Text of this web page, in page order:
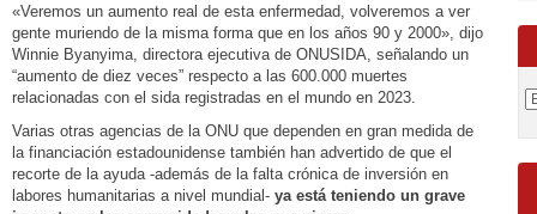
«Veremos un aumento real de esta enfermedad, volveremos a ver
gente muriendo de la misma forma que en los años 90 y 2000», dijo
Winnie Byanyima, directora ejecutiva de ONUSIDA, señalando un
“aumento de diez veces” respecto a las 600.000 muertes
relacionadas con el sida registradas en el mundo en 2023.
Varias otras agencias de la ONU que dependen en gran medida de
la financiación estadounidense también han advertido de que el
recorte de la ayuda -además de la falta crónica de inversión en
labores humanitarias a nivel mundial- ya está teniendo un grave